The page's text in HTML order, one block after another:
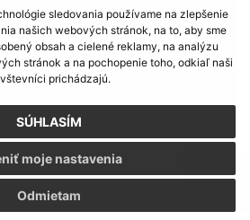
sledovania používame na zlepšenie
našich webových stránok, na to, aby sme
obsah a cielené reklamy, na analýzu
stránok a na pochopenie toho, odkiaľ naši
prichádzajú.
SÚHLASÍM
Odmietam
moje nastavenia
79. výročie SNP